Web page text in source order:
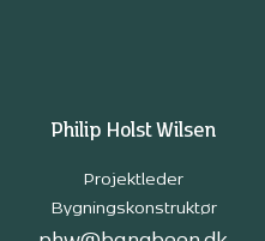
Philip Holst Wilsen
Projektleder
Bygningskonstruktør